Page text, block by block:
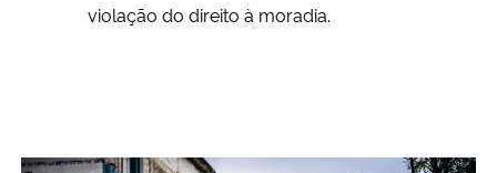
violação do direito à moradia.